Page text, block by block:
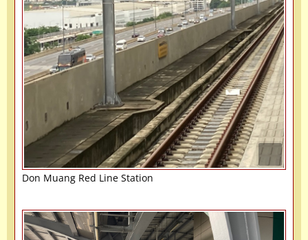
Don Muang Red Line Station